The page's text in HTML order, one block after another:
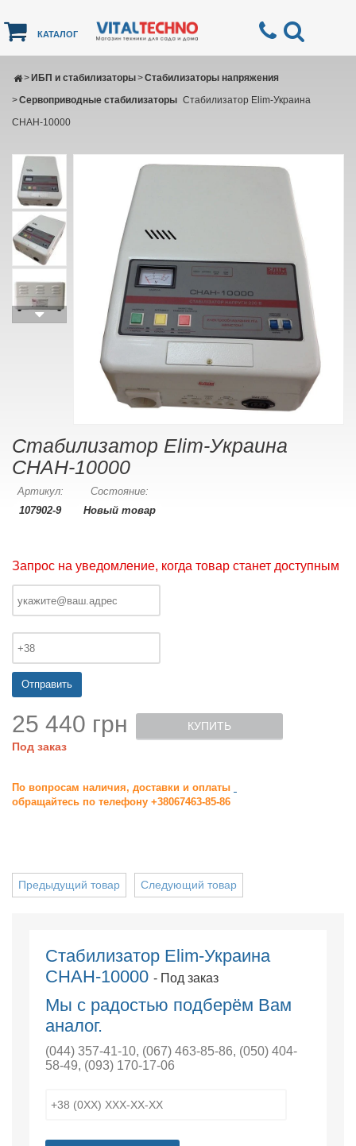
КАТАЛОГ
ИБП и стабилизаторы
> Стабилизаторы напряжения
>
Сервоприводные стабилизаторы
>
Стабилизатор Elim-Украина
СНАН-10000
Стабилизатор Elim-Украина
СНАН-10000
Артикул:
107902-9
Состояние:
Новый товар
Запрос на уведомление, когда товар станет доступным
Отправить
25 440 грн
Под заказ
КУПИТЬ
По вопросам наличия, доставки и оплаты
обращайтесь по телефону +38067463-85-86
Следующий товар
Предыдущий товар
Стабилизатор Elim-Украина
СНАН-10000 - Под заказ
Мы с радостью подберём Вам
аналог.
(044) 357-41-10, (067) 463-85-86, (050) 404-
58-49, (093) 170-17-06